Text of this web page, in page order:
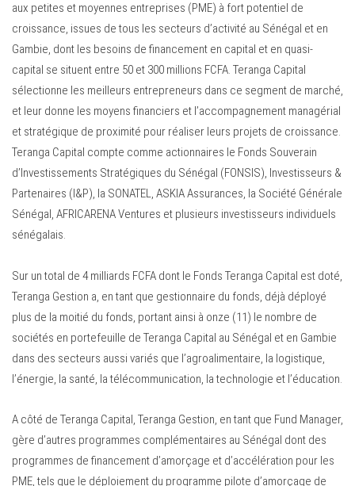
aux petites et moyennes entreprises (PME) à fort potentiel de
croissance, issues de tous les secteurs d’activité au Sénégal et en
Gambie, dont les besoins de financement en capital et en quasi-
capital se situent entre 50 et 300 millions FCFA. Teranga Capital
sélectionne les meilleurs entrepreneurs dans ce segment de marché,
et leur donne les moyens financiers et l’accompagnement managérial
et stratégique de proximité pour réaliser leurs projets de croissance.
Teranga Capital compte comme actionnaires le Fonds Souverain
d’Investissements Stratégiques du Sénégal (FONSIS), Investisseurs &
Partenaires (I&P), la SONATEL, ASKIA Assurances, la Société Générale
Sénégal, AFRICARENA Ventures et plusieurs investisseurs individuels
sénégalais.
Sur un total de 4 milliards FCFA dont le Fonds Teranga Capital est doté,
Teranga Gestion a, en tant que gestionnaire du fonds, déjà déployé
plus de la moitié du fonds, portant ainsi à onze (11) le nombre de
sociétés en portefeuille de Teranga Capital au Sénégal et en Gambie
dans des secteurs aussi variés que l’agroalimentaire, la logistique,
l’énergie, la santé, la télécommunication, la technologie et l’éducation.
A côté de Teranga Capital, Teranga Gestion, en tant que Fund Manager,
gère d’autres programmes complémentaires au Sénégal dont des
programmes de financement d’amorçage et d’accélération pour les
PME, tels que le déploiement du programme pilote d’amorçage de